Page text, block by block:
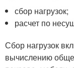
сбор нагрузок;
расчет по
Сбор нагрузок
вычислению